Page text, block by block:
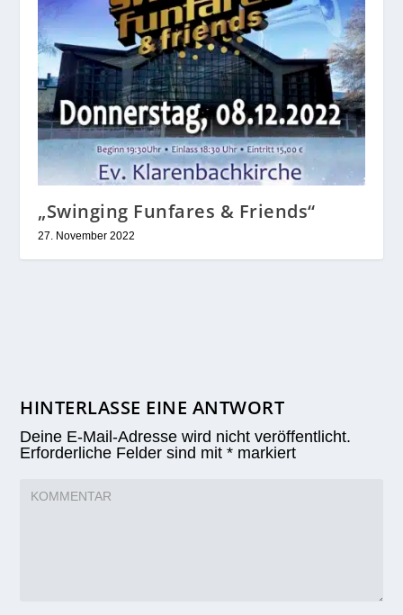
„Swinging Funfares & Friends“
27. November 2022
HINTERLASSE EINE ANTWORT
Deine E-Mail-Adresse wird nicht veröffentlicht.
Erforderliche Felder sind mit* markiert